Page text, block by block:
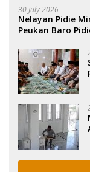
30 July 2026
Nelayan Pidie
Peukan Baro